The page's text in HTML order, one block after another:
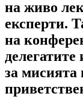
на живо
експерти.
на
за мисията